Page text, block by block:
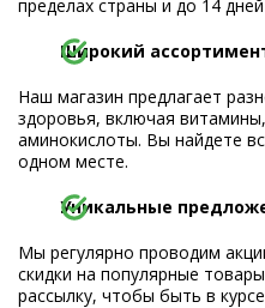
пределах страны и до 14
Широкий
Наш магазин предлагает
здоровья, включая
аминокислоты. Вы найдете
одном месте.
Уникальные
Мы регулярно проводим
скидки на популярные
рассылку, чтобы быть в